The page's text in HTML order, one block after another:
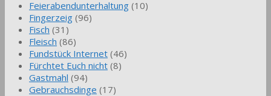
Feierabendunterhaltung (10)
Fingerzeig (96)
Fisch (31)
Fleisch (86)
Fundstück Internet (46)
Fürchtet Euch nicht (8)
Gastmahl (94)
Gebrauchsdinge (17)